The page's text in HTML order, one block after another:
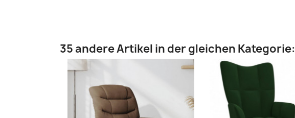
35 andere Artikel in der gleichen Kategorie: